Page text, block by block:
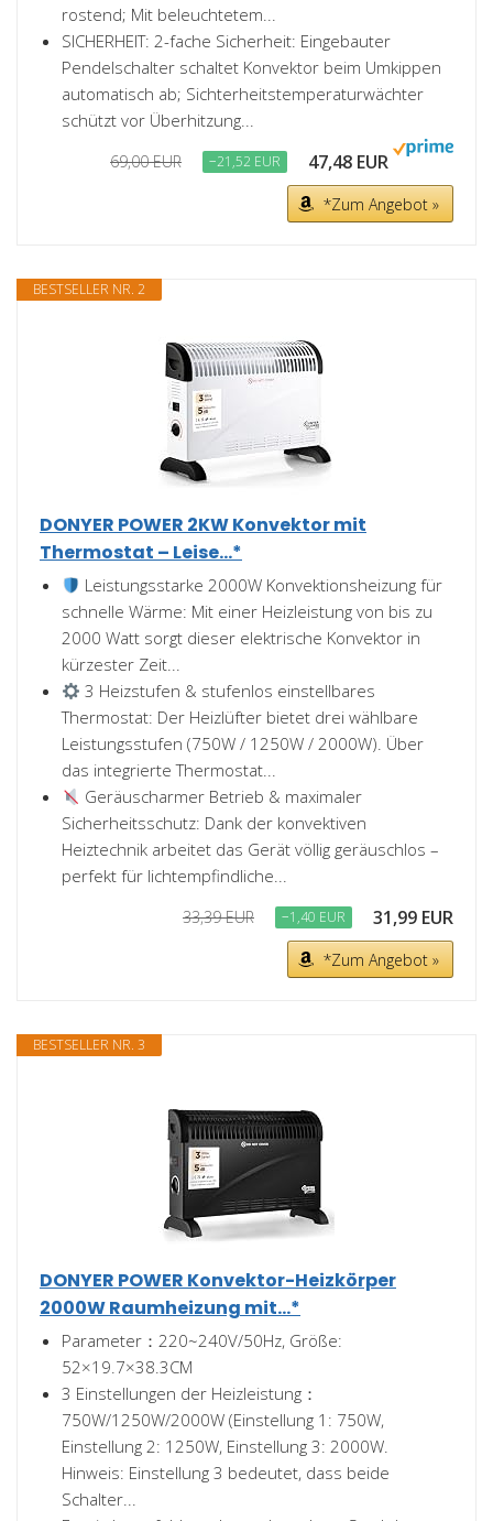
rostend; Mit beleuchtetem...
SICHERHEIT: 2-fache Sicherheit: Eingebauter
Pendelschalter schaltet Konvektor beim Umkippen
automatisch ab; Sichterheitstemperaturwächter
schützt vor Überhitzung...
69,00 EUR −21,52 EUR 47,48 EUR
*Zum Angebot »
BESTSELLER NR. 2
DONYER POWER 2KW Konvektor mit
Thermostat – Leise...*
Leistungsstarke 2000W Konvektionsheizung für
schnelle Wärme: Mit einer Heizleistung von bis zu
2000 Watt sorgt dieser elektrische Konvektor in
kürzester Zeit...
3 Heizstufen & stufenlos einstellbares
Thermostat: Der Heizlüfter bietet drei wählbare
Leistungsstufen (750W / 1250W / 2000W). Über
das integrierte Thermostat...
Geräuscharmer Betrieb & maximaler
Sicherheitsschutz: Dank der konvektiven
Heiztechnik arbeitet das Gerät völlig geräuschlos –
perfekt für lichtempfindliche...
33,39 EUR −1,40 EUR 31,99 EUR
*Zum Angebot »
BESTSELLER NR. 3
DONYER POWER Konvektor-Heizkörper
2000W Raumheizung mit...*
Parameter：220~240V/50Hz, Größe:
52×19.7×38.3CM
3 Einstellungen der Heizleistung：
750W/1250W/2000W (Einstellung 1: 750W,
Einstellung 2: 1250W, Einstellung 3: 2000W.
Hinweis: Einstellung 3 bedeutet, dass beide
Schalter...